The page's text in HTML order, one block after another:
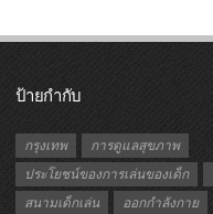
ป้ายกำกับ
กรุงเทพ
การดูแลสุขภาพ
ประโยชน์ของการเล่นของเด็ก
สนามเด็กเล่น
ออกกำลังกาย